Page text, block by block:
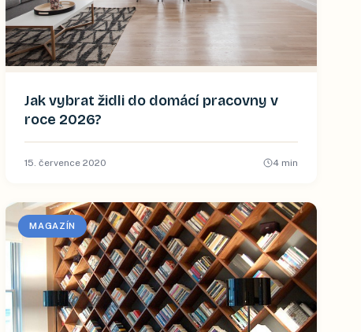
Jak vybrat židli do domácí pracovny v
roce 2026?
15. července 2020 4min
MAGAZÍN